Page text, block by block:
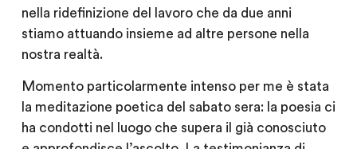
nella ridefinizione del lavoro che da due anni
stiamo attuando insieme ad altre persone nella
nostra realtà.
Momento particolarmente intenso per me è stata
la meditazione poetica del sabato sera: la poesia ci
ha condotti nel luogo che supera il già conosciuto